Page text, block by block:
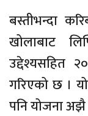
बस्तीभन्दा
खोलाबाट
उद्देश्यसहित
गरिएको छ ।
पनि योजना